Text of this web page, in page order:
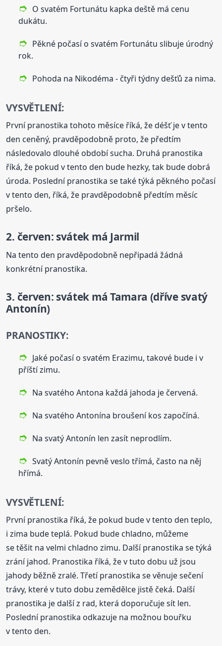
O svatém Fortunátu kapka deště má cenu
dukátu.
Pěkné počasí o svatém Fortunátu slibuje úrodný
rok.
Pohoda na Nikodéma - čtyři týdny dešťů za nima.
VYSVĚTLENÍ:
První pranostika tohoto měsíce říká, že déšť je v tento
den ceněný, pravděpodobně proto, že předtím
následovalo dlouhé období sucha. Druhá pranostika
říká, že pokud v tento den bude hezky, tak bude dobrá
úroda. Poslední pranostika se také týká pěkného počasí
v tento den, říká, že pravděpodobně předtím měsíc
pršelo.
2. červen: svátek má Jarmil
Na tento den pravděpodobně nepřipadá žádná
konkrétní pranostika.
3. červen: svátek má Tamara (dříve svatý
Antonín)
PRANOSTIKY:
Jaké počasí o svatém Erazimu, takové bude i v
příští zimu.
Na svatého Antona každá jahoda je červená.
Na svatého Antonína broušení kos započíná.
Na svatý Antonín len zasít neprodlím.
Svatý Antonín pevně veslo třímá, často na něj
hřímá.
VYSVĚTLENÍ:
První pranostika říká, že pokud bude v tento den teplo,
i zima bude teplá. Pokud bude chladno, můžeme
se těšit na velmi chladno zimu. Další pranostika se týká
zrání jahod. Pranostika říká, že v tuto dobu už jsou
jahody běžně zralé. Třetí pranostika se věnuje sečení
trávy, které v tuto dobu zemědělce jistě čeká. Další
pranostika je další z rad, která doporučuje sít len.
Poslední pranostika odkazuje na možnou bouřku
v tento den.